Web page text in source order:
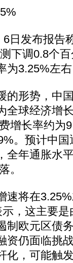
发布报告
下调0.8个
为3.25%左
形势，中
全球经济增
增长率约为
。预计中
全年通胀水
。
将在3.25%
，这主要
制欧元区债
资仍面临挑
化，可能触